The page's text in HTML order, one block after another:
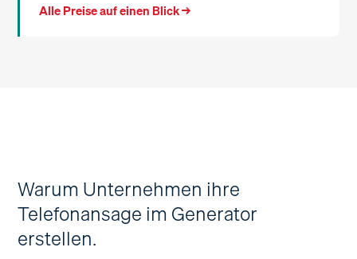
Alle Preise auf einen Blick →
Warum Unternehmen ihre
Telefonansage im Generator
erstellen.